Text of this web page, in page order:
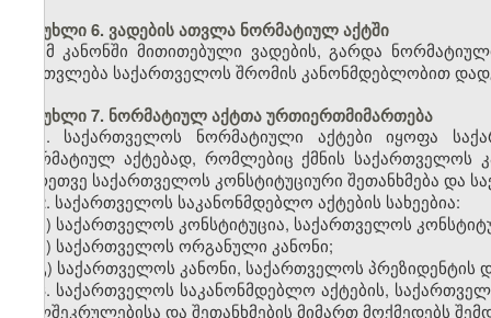
მუხლი 6. ვადების ათვლა ნორმატიულ აქტში
ამ კანონში მითითებული ვადების, გარდა
ჩაითვლება საქართველოს შრომის კანონმდებლობით
მუხლი 7. ნორმატიულ აქტთა ურთიერთმიმართება
1. საქართველოს ნორმატიული აქტები იყოფა
ნორმატიულ აქტებად, რომლებიც ქმნის საქართველოს
აგრეთვე საქართველოს კონსტიტუციური შეთანხმება
2. საქართველოს საკანონმდებლო აქტების სახეებია:
ა) საქართველოს კონსტიტუცია, საქართველოს
ბ) საქართველოს ორგანული კანონი;
გ) საქართველოს კანონი, საქართველოს
3. საქართველოს საკანონმდებლო აქტების,
ხელშეკრულებისა და შეთანხმების მიმართ მოქმედებს